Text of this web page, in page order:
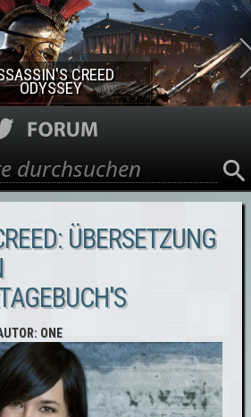
zum Inhalt
CREED ROGUE
REMASTERED
ÜBERSETZUNG
ONE